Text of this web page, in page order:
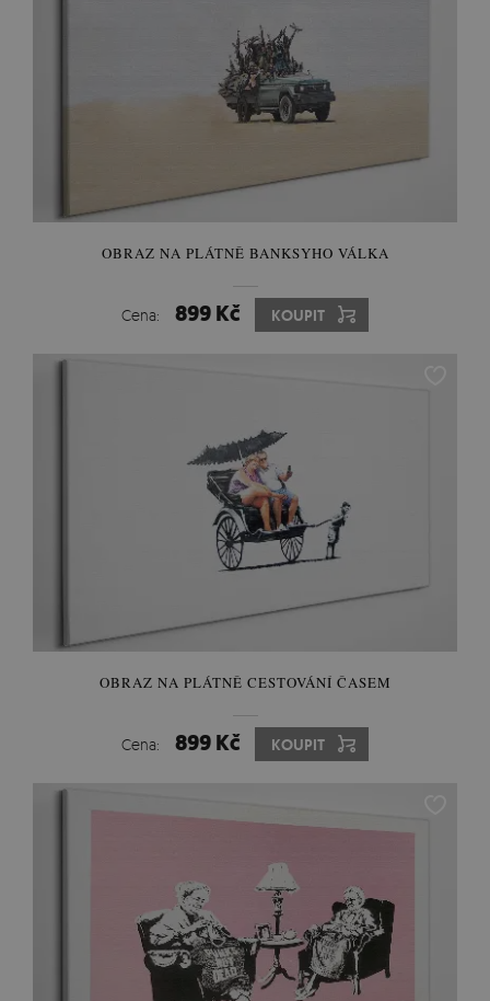
OBRAZ NA PLÁTNĚ BANKSYHO VÁLKA
Cena: 899 Kč KOUPIT
OBRAZ NA PLÁTNĚ CESTOVÁNÍ ČASEM
Cena: 899 Kč KOUPIT